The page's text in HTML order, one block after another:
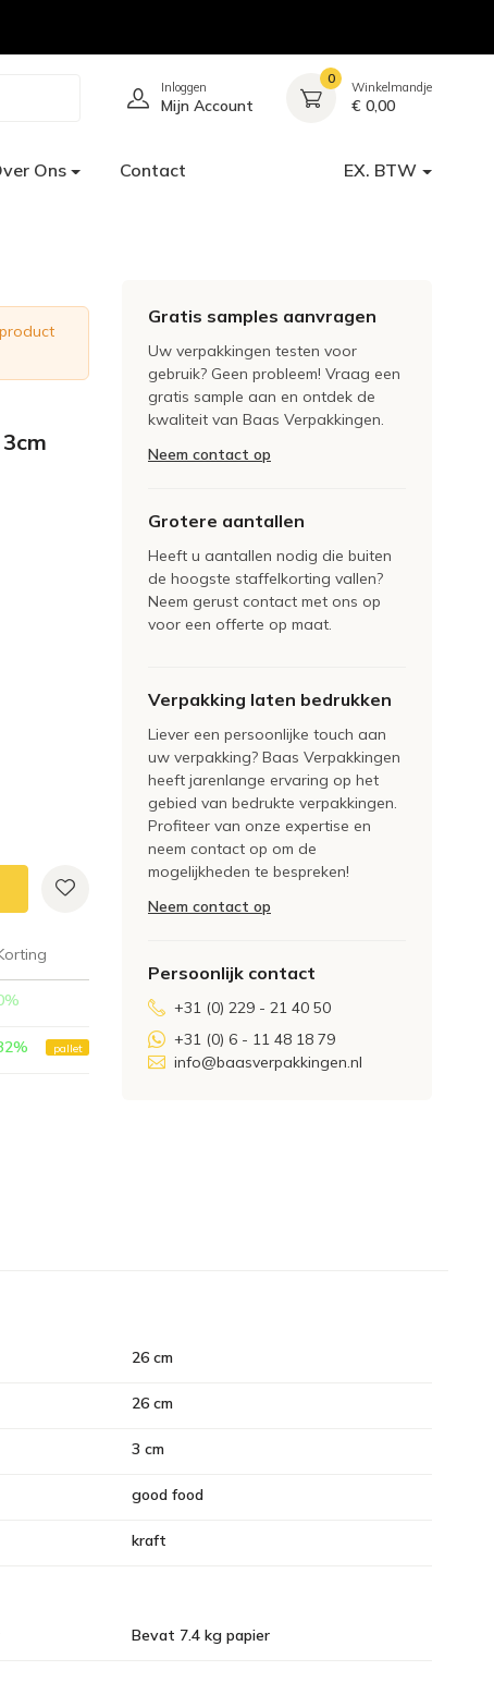
Inloggen
Mijn Account
0
Winkelmandje
€ 0,00
Ons Contact EX. BTW
%
% pallet
Gratis samples aanvragen
Uw verpakkingen testen voor
gebruik? Geen probleem! Vraag een
gratis sample aan en ontdek de
kwaliteit van Baas Verpakkingen.
Neem contact op
Grotere aantallen
Heeft u aantallen nodig die buiten
de hoogste staffelkorting vallen?
Neem gerust contact met ons op
voor een offerte op maat.
Verpakking laten bedrukken
Liever een persoonlijke touch aan
uw verpakking? Baas Verpakkingen
heeft jarenlange ervaring op het
gebied van bedrukte verpakkingen.
Profiteer van onze expertise en
neem contact op om de
mogelijkheden te bespreken!
Neem contact op
Persoonlijk contact
+31 (0) 229 - 21 40 50
+31 (0) 6 - 11 48 18 79
info@baasverpakkingen.nl
26 cm
26 cm
3 cm
good food
kraft
Bevat 7.4 kg papier